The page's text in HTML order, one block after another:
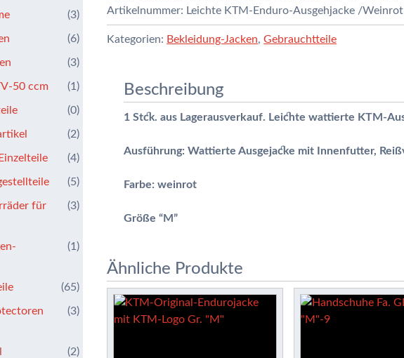
Artikelnummer: Leichte KTM-Enduro-Ausgehjacke /
Kategorien: Bekleidung-Jacken,Gebrauchtteile
Beschreibung
1 Stck. aus Lagerausverkauf. Leichte wattierte KTM-
Ausführung: Wattierte Ausgejacke mit Innenfutter,
Farbe: weinrot
Größe “M”
Ähnliche Produkte
(3)
(6)
(3)
50 ccm (1)
(0)
(2)
(4)
(5)
für
(3)
(1)
(65)
(3)
(2)